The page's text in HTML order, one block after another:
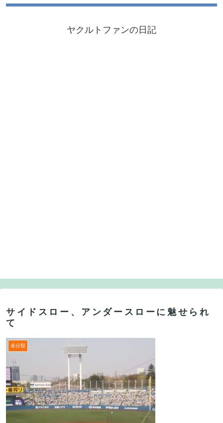
ヤクルトファンの日記
サイドスロー、アンダースローに魅せられ
て
未分類